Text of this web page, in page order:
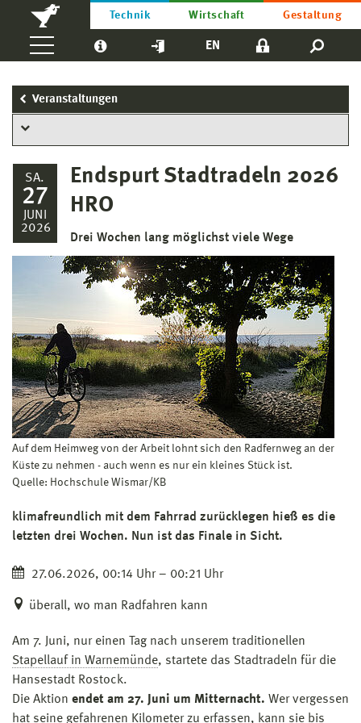
Technik Wirtschaft Gestaltung
EN
Veranstaltungen
SA.
27
JUNI
2026
Endspurt Stadtradeln 2026
HRO
Auf dem Heimweg von der Arbeit lohnt sich den Radfernweg an der
Küste zu nehmen - auch wenn es nur ein kleines Stück ist.
Quelle: Hochschule Wismar/KB
Drei Wochen lang möglichst viele Wege
klimafreundlich mit dem Fahrrad zurücklegen hieß es die
letzten drei Wochen. Nun ist das Finale in Sicht.
27.06.2026, 00:14 Uhr – 00:21 Uhr
überall, wo man Radfahren kann
Am 7. Juni, nur einen Tag nach unserem traditionellen
Stapellauf in Warnemünde, startete das Stadtradeln für die
Hansestadt Rostock.
Die Aktion endet am 27. Juni um Mitternacht. Wer vergessen
hat seine gefahrenen Kilometer zu erfassen, kann sie bis